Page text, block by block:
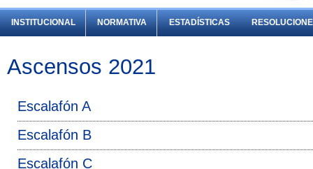
INSTITUCIONAL NORMATIVA ESTADÍSTICAS
Ascensos 2021
Escalafón A
Escalafón B
Escalafón C